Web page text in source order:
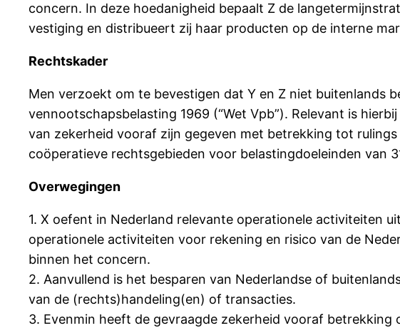
concern. In deze hoedanigheid bepaalt Z de
vestiging en distribueert zij haar producten op de interne
Rechtskader
Men verzoekt om te bevestigen dat Y en Z niet buitenlands
vennootschapsbelasting 1969 (“Wet Vpb”). Relevant is
van zekerheid vooraf zijn gegeven met betrekking tot
coöperatieve rechtsgebieden voor belastingdoeleinden van
Overwegingen
1. X oefent in Nederland relevante operationele activiteiten
operationele activiteiten voor rekening en risico van de
binnen het concern.
2. Aanvullend is het besparen van Nederlandse of
van de (rechts)handeling(en) of transacties.
3. Evenmin heeft de gevraagde zekerheid vooraf